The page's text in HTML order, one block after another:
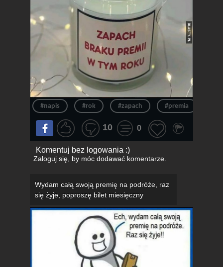
#napis #rok #zapach #premia
10 0
Komentuj bez logowania :)
Zaloguj się, by móc dodawać komentarze.
Wydam całą swoją premię na podróże, raz
się żyje, poproszę bilet miesięczny